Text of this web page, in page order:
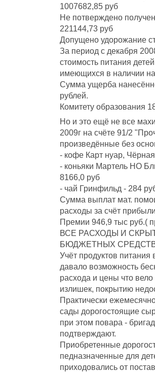
1007682,85 руб
Не потверждено
221144,73 руб
Допущено удорожание
За период с декабря
стоимость питания
имеющихся в наличии
Сумма ущерба
рублей.
Комитету образования
Но и это ещё не все
2009г на счёте 91/2
произведённые без
- кофе Карт нуар,
- коньяки Мартель НО
8166,0 руб
- чай Гринфильд - 284
Сумма выплат мат.
расходы за счёт
Премии 946,9 тыс руб.(
ВСЕ РАСХОДЫ И
БЮДЖЕТНЫХ
Учёт продуктов
давало возможность
расхода и цены что
излишек, покрытию
Практически
сады дорогостоящие
при этом повара -
подтверждают.
Приобретенные
педназначенные для
приходовались от